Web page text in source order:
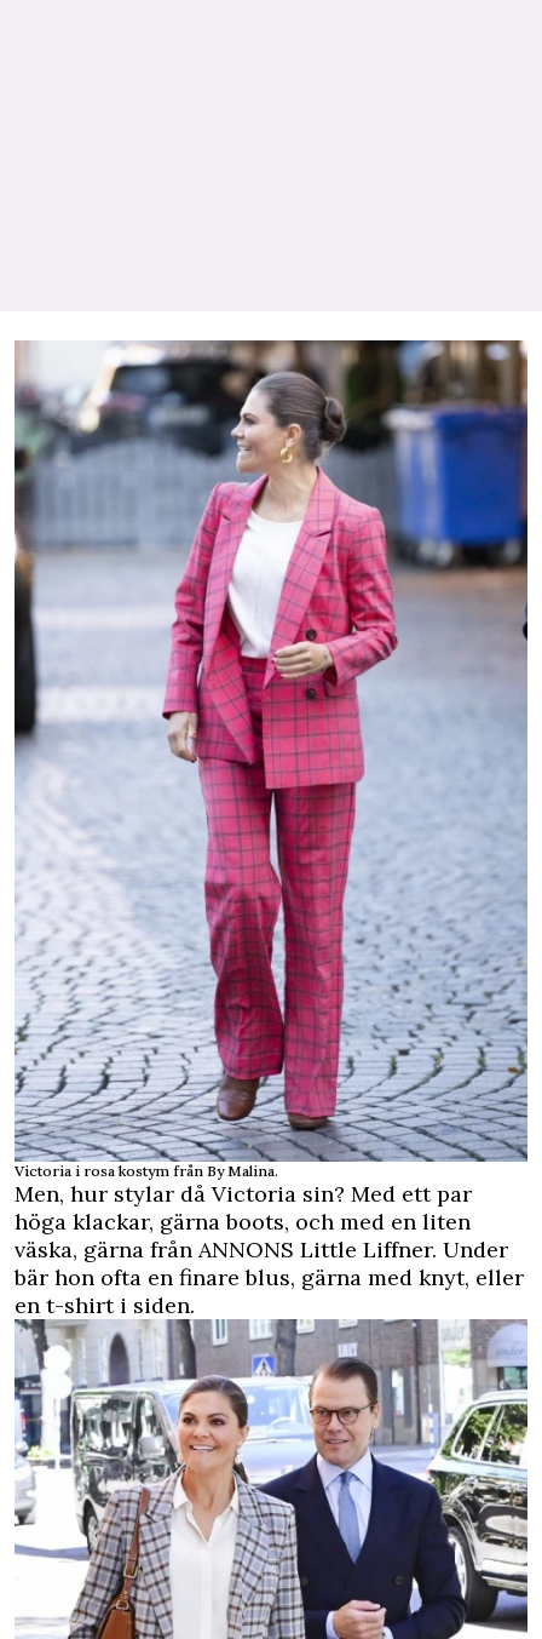
Victoria i rosa kostym från By Malina.
Men, hur stylar då Victoria sin? Med ett par
höga klackar, gärna boots, och med en liten
väska, gärna från ANNONS Little Liffner. Under
bär hon ofta en finare blus, gärna med knyt, eller
en t-shirt i siden.